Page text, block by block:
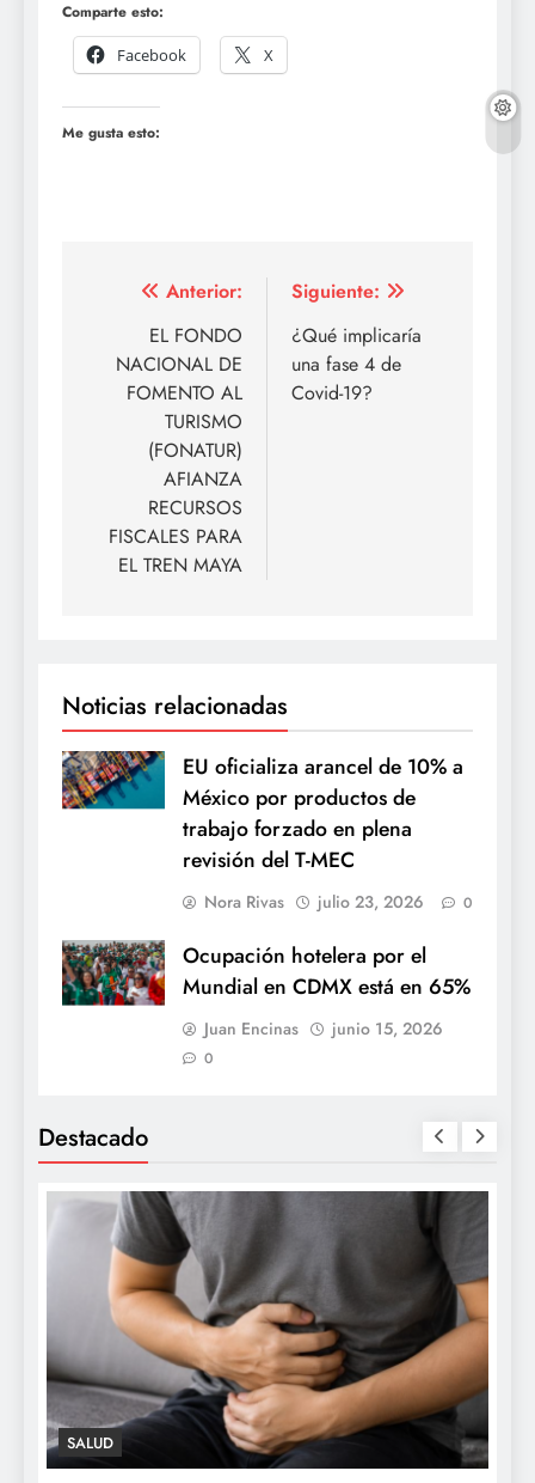
Comparte esto:
Facebook
X
Me gusta esto:
Navegación
entradas
Anterior:
EL FONDO
NACIONAL DE
FOMENTO AL
TURISMO
(FONATUR)
AFIANZA
RECURSOS
FISCALES PARA
EL TREN MAYA
Siguiente:
¿Qué implicaría
una fase 4 de
Covid-19?
Noticias relacionadas
EU oficializa arancel de 10% a
México por productos de
trabajo forzado en plena
revisión del T-MEC
Nora Rivas julio 23, 2026 0
Ocupación hotelera por el
Mundial en CDMX está en 65%
Juan Encinas junio 15, 2026
0
Destacado
SALUD